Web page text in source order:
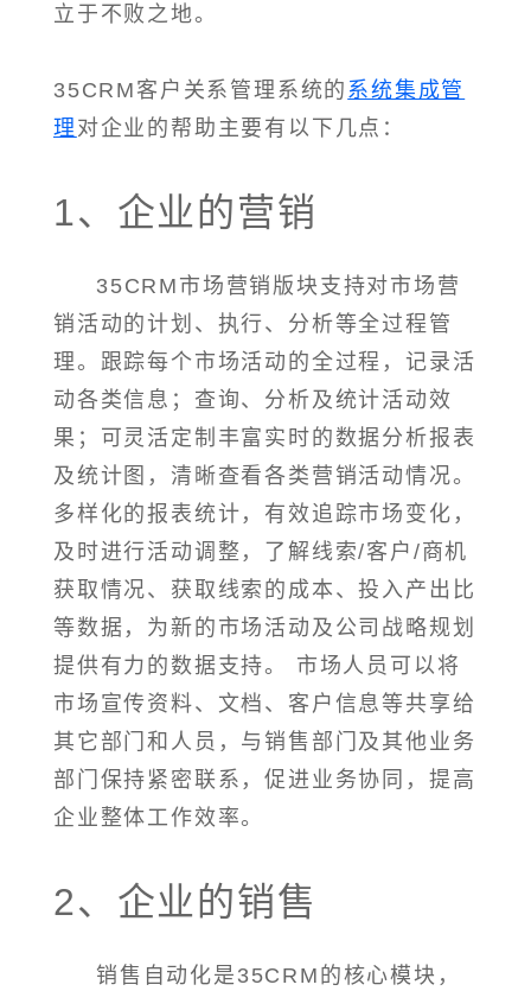
立于不败之地。
35CRM客户关系管理系统的 系统集成管
理对企业的帮助主要有以下几点：
1、企业的营销
35CRM市场营销版块支持对市场营
销活动的计划、执行、分析等全过程管
理。跟踪每个市场活动的全过程，记录活
动各类信息；查询、分析及统计活动效
果；可灵活定制丰富实时的数据分析报表
及统计图，清晰查看各类营销活动情况。
多样化的报表统计，有效追踪市场变化，
及时进行活动调整，了解线索/客户/商机
获取情况、获取线索的成本、投入产出比
等数据，为新的市场活动及公司战略规划
提供有力的数据支持。 市场人员可以将
市场宣传资料、文档、客户信息等共享给
其它部门和人员，与销售部门及其他业务
部门保持紧密联系，促进业务协同，提高
企业整体工作效率。
2、企业的销售
销售自动化是35CRM的核心模块，